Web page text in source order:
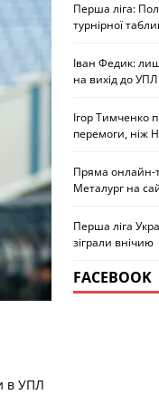
в УПЛ
Перша ліга:
турнірної
Іван Федик:
на вихід до УПЛ
Ігор Тимченко
перемоги, ніж
Пряма онлайн-
Металург на
Перша ліга
зіграли внічию
FACEBOOK